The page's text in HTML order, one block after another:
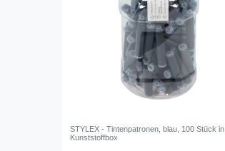
STYLEX - Tintenpatronen, blau, 100 Stück in
Kunststoffbox